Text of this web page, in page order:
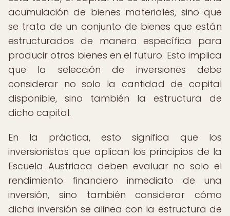
acumulación de bienes materiales, sino que
se trata de un conjunto de bienes que están
estructurados de manera específica para
producir otros bienes en el futuro. Esto implica
que la selección de inversiones debe
considerar no solo la cantidad de capital
disponible, sino también la estructura de
dicho capital.
En la práctica, esto significa que los
inversionistas que aplican los principios de la
Escuela Austriaca deben evaluar no solo el
rendimiento financiero inmediato de una
inversión, sino también considerar cómo
dicha inversión se alinea con la estructura de